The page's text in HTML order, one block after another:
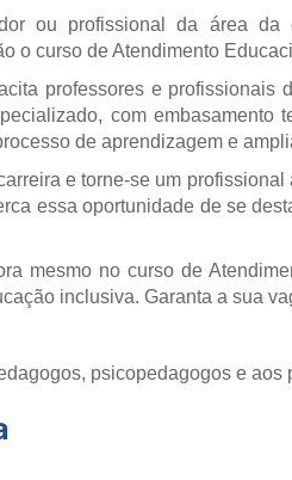
ou profissional da área da
o curso de Atendimento
professores e
com
de aprendizagem e
e torne-se um
essa oportunidade de se
mesmo no curso de
inclusiva. Garanta a sua
psicopedagogos e aos